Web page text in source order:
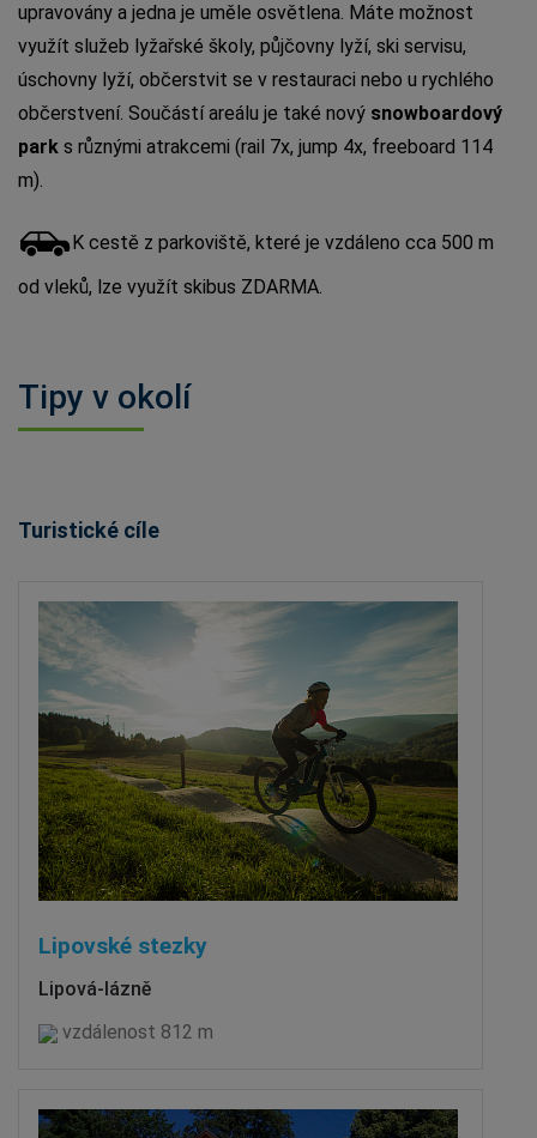
upravovány a jedna je uměle osvětlena. Máte možnost
využít služeb lyžařské školy, půjčovny lyží, ski servisu,
úschovny lyží, občerstvit se v restauraci nebo u rychlého
občerstvení. Součástí areálu je také nový snowboardový
park s různými atrakcemi (rail 7x, jump 4x, freeboard 114
m).
K cestě z parkoviště, které je vzdáleno cca 500 m
od vleků, lze využít skibus ZDARMA.
Tipy v okolí
Turistické cíle
Lipovské stezky
Lipová-lázně
vzdálenost 812 m